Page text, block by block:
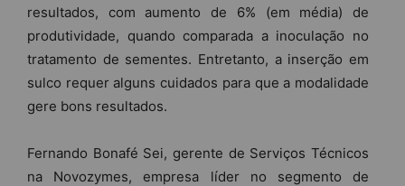
resultados, com aumento de 6% (em média) de
produtividade, quando comparada a inoculação no
tratamento de sementes. Entretanto, a inserção em
sulco requer alguns cuidados para que a modalidade
gere bons resultados.
Fernando Bonafé Sei, gerente de Serviços Técnicos
na Novozymes, empresa líder no segmento de